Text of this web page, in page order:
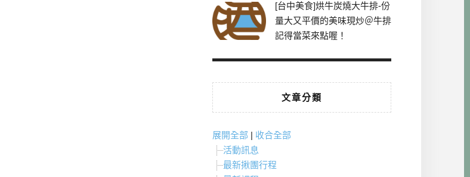
[台中美食]烘牛炭燒大牛排-份
量大又平價的美味現炒＠牛排
記得當菜來點喔！
文章分類
展開全部 | 收合全部
活動訊息
最新揪團行程